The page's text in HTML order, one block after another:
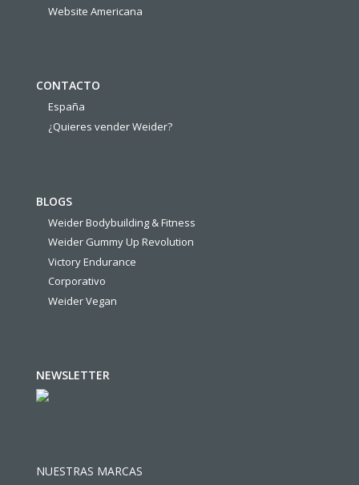
Website Americana
CONTACTO
España
¿Quieres vender Weider?
BLOGS
Weider Bodybuilding & Fitness
Weider Gummy Up Revolution
Victory Endurance
Corporativo
Weider Vegan
NEWSLETTER
NUESTRAS MARCAS